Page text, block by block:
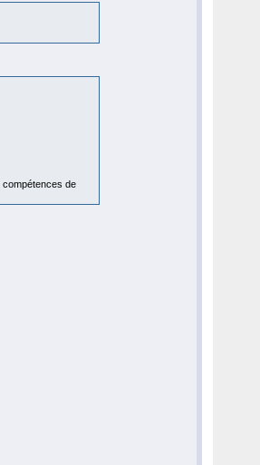
compétences de